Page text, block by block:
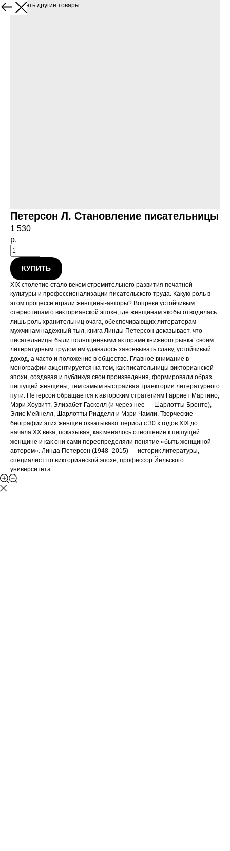
Посмотреть другие товары
Петерсон Л. Становление писательницы
1 530
р.
КУПИТЬ
XIX столетие стало веком стремительного развития печатной
культуры и профессионализации писательского труда. Какую роль в
этом процессе играли женщины-авторы? Вопреки устойчивым
стереотипам о викторианской эпохе, где женщинам якобы отводилась
лишь роль хранительниц очага, обеспечивающих литераторам-
мужчинам надежный тыл, книга Линды Петерсон доказывает, что
писательницы были полноценными акторами книжного рынка: своим
литературным трудом им удавалось завоевывать славу, устойчивый
доход, а часто и положение в обществе. Главное внимание в
монографии акцентируется на том, как писательницы викторианской
эпохи, создавая и публикуя свои произведения, формировали образ
пишущей женщины, тем самым выстраивая траектории литературного
пути. Петерсон обращается к авторским стратегиям Гарриет Мартино,
Мэри Хоувитт, Элизабет Гаскелл (и через нее — Шарлотты Бронте),
Элис Мейнелл, Шарлотты Ридделл и Мэри Чамли. Творческие
биографии этих женщин охватывают период с 30 х годов XIX до
начала XX века, показывая, как менялось отношение к пишущей
женщине и как они сами переопределяли понятие «быть женщиной-
автором». Линда Петерсон (1948–2015) — историк литературы,
специалист по викторианской эпохе, профессор Йельского
университета.